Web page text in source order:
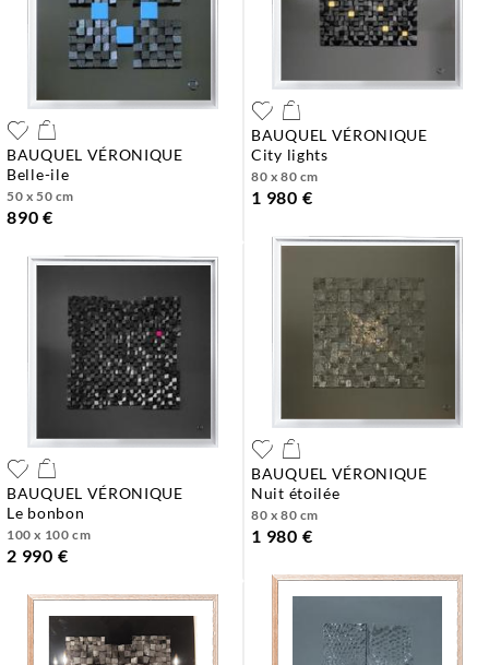
BAUQUEL VÉRONIQUE
belle-ile
50 x 50 cm
890 €
BAUQUEL VÉRONIQUE
city lights
80 x 80 cm
1 980 €
BAUQUEL VÉRONIQUE
le bonbon
100 x 100 cm
2 990 €
BAUQUEL VÉRONIQUE
nuit étoilée
80 x 80 cm
1 980 €